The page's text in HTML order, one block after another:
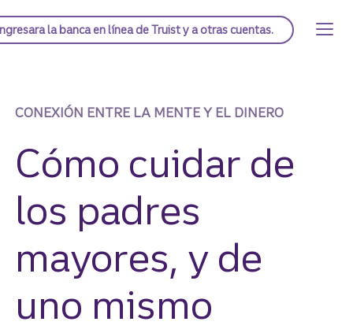
al
contenido
Página de inicio de Truist
a la banca en línea de Truist y a otras cuentas.
Cómo cuidar de
los padres
mayores, y de
uno mismo
CONEXIÓN ENTRE LA MENTE Y EL DINERO